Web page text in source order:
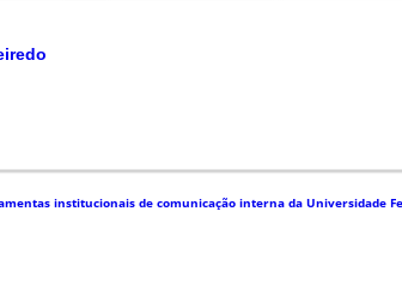
institucionais de comunicação interna da Universidade